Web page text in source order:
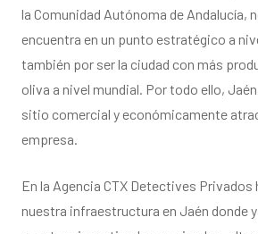
la Comunidad Autónoma de Andalucía,
encuentra en un punto estratégico a
también por ser la ciudad con más
oliva a nivel mundial. Por todo ello,
sitio comercial y económicamente
empresa.
En la Agencia CTX Detectives Privados
nuestra infraestructura en Jaén donde